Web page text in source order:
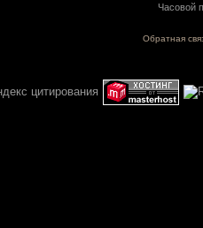
Часовой
Обратная